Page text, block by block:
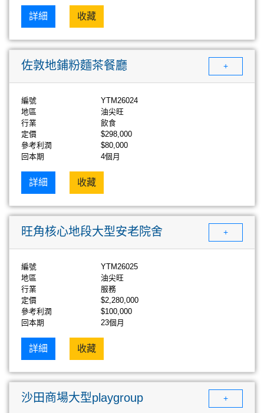
詳細 收藏
佐敦地鋪粉麵茶餐廳 +
編號
YTM26024
地區
油尖旺
行業
飲食
定價
$298,000
參考利潤
$80,000
回本期
4個月
詳細 收藏
旺角核心地段大型安老院舍 +
編號
YTM26025
地區
油尖旺
行業
服務
定價
$2,280,000
參考利潤
$100,000
回本期
23個月
詳細 收藏
沙田商場大型playgroup +